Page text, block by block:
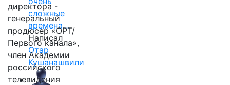
сложные
времена…
Написал
Отар
Кушанашвили
директора -
генеральный
продюсер «ОРТ/
Первого канала»,
член Академии
российского
телевидения